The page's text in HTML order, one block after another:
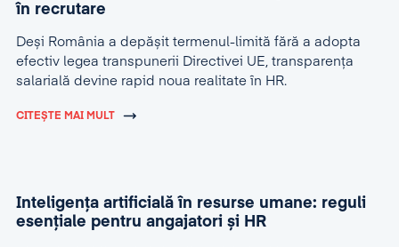
în recrutare
Deși România a depășit termenul-limită fără a adopta
efectiv legea transpunerii Directivei UE, transparența
salarială devine rapid noua realitate în HR.
CITEȘTE MAI MULT
Inteligența artificială în resurse umane: reguli
esențiale pentru angajatori și HR